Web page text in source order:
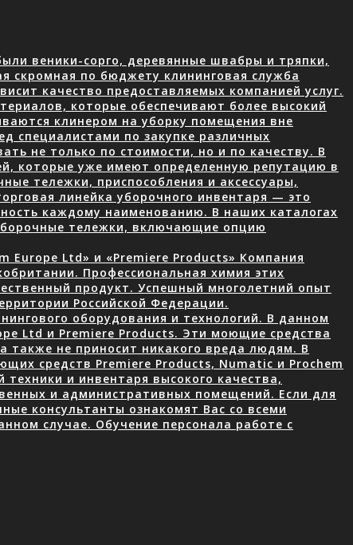
веники-сорго, деревянные швабры и тряпки,
скромная по бюджету клининговая служба
качество предоставляемых компанией услуг.
которые обеспечивают более высокий
клинером на уборку помещения вне
специалистами по закупке различных
не только по стоимости, но и по качеству. В
которые уже имеют определенную репутацию в
тележки, приспособления и аксессуары,
линейка уборочного инвентаря — это
каждому наименованию. В наших каталогах
тележки, включающие опцию
Europe Ltd» и «Premiere Products» Компания
Профессиональная химия этих
продукт. Успешный многолетний опыт
Российской Федерации.
оборудования и технологий. В данном
Ltd и Premiere Products. Эти моющие средства
не приносит никакого вреда людям. В
средств Premiere Products, Numatic и Prochem
и инвентаря высокого качества,
и административных помещений. Если для
консультанты ознакомят Вас со всеми
случае. Обучение персонала работе с